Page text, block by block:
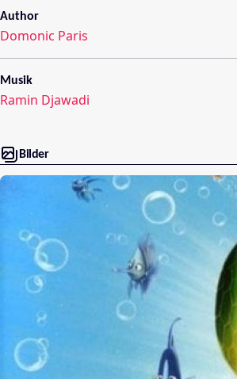
Author
Domonic Paris
Musik
Ramin Djawadi
Bilder